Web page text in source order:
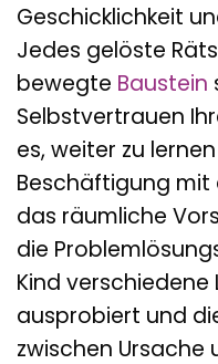
Geschicklichkeit
Jedes gelöste
bewegte Baustein
Selbstvertrauen
es, weiter zu
Beschäftigung
das räumliche
die
Kind verschiedene
ausprobiert und
zwischen Ursache